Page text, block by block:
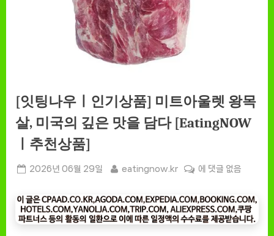
[잇팅나우ㅣ인기상품] 미트아울렛 왕목
살, 미국의 깊은 맛을 담다 [EatingNOW
ㅣ추천상품]
Posted
2026년 06월 29일 By
eatingnow.kr
[잇
나
우
ㅣ
에 댓글 없음